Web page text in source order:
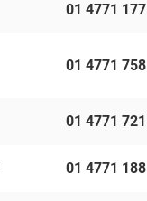
01 4771 177
01 4771 758
01 4771 721
01 4771 188